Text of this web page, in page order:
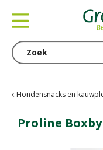
Hondensnacks en
Proline